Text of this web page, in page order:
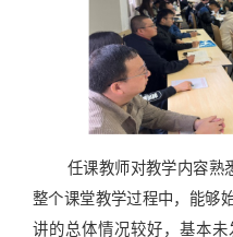
任课教师对教学内容熟
整个课堂教学过程中，能够
讲的总体情况较好，基本